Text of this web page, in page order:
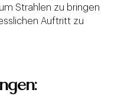
Strahlen zu bringen
Auftritt zu